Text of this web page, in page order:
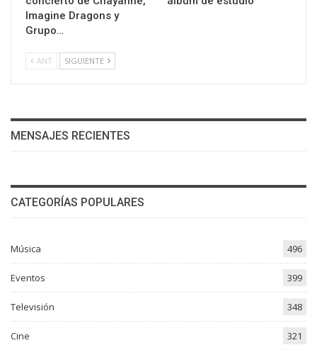
Imagine Dragons y
Grupo…
ANT SIGUIENTE
MENSAJES RECIENTES
CATEGORÍAS POPULARES
Música 496
Eventos 399
Televisión 348
Cine 321